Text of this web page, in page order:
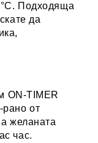
Подходяща
да
ON-TIMER
рано от
желаната
час.